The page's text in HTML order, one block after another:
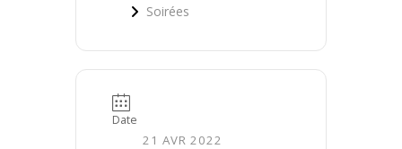
Soirées
Date
21 AVR 2022